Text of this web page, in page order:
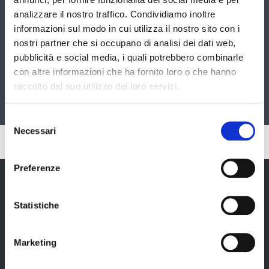
analizzare il nostro traffico. Condividiamo inoltre
informazioni sul modo in cui utilizza il nostro sito con i
nostri partner che si occupano di analisi dei dati web,
pubblicità e social media, i quali potrebbero combinarle
con altre informazioni che ha fornito loro o che hanno
raccolto dal suo utilizzo dei loro servizi.
delNecessari
Preferenze
Statistiche
Marketing
Sala di consiglio provinciale - Modena, 27/11/2025 -
Convegno